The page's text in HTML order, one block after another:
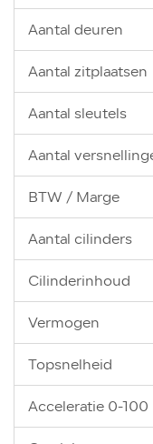
Aantal deuren
Aantal zitplaatsen
Aantal sleutels
Aantal
BTW / Marge
Aantal cilinders
Cilinderinhoud
Vermogen
Topsnelheid
Acceleratie 0-100